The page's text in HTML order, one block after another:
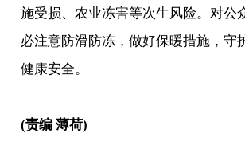
施受损、农业冻害等次生风险。对公
必注意防滑防冻，做好保暖措施，守
健康安全。
(责编 薄荷)